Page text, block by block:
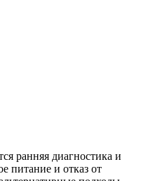
ранняя диагностика и
питание и отказ от